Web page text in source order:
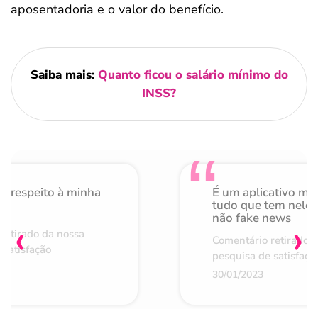
aposentadoria e o valor do benefício.
Saiba mais: Quanto ficou o salário mínimo do
INSS?
respeito à minha
da nossa
É um aplicativo
tudo que tem nele
não fake news
Comentário retirado
pesquisa de
30/01/2023
‹ ›